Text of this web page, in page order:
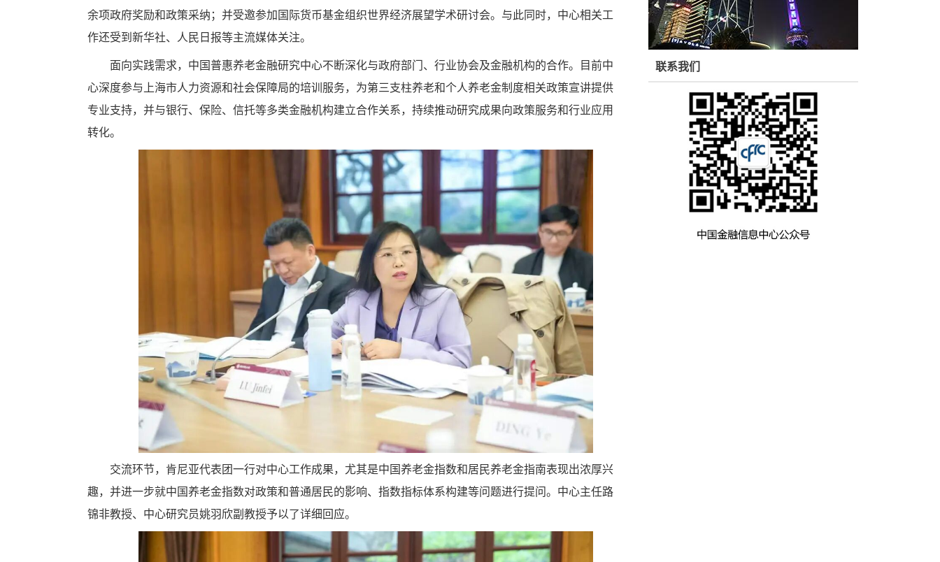
余项政府奖励和政策采纳；并受邀参加国际货币基金组织世界经济展望学术研讨会。与此同时，中心相关工
作还受到新华社、人民日报等主流媒体关注。
面向实践需求，中国普惠养老金融研究中心不断深化与政府部门、行业协会及金融机构的合作。目前中
心深度参与上海市人力资源和社会保障局的培训服务，为第三支柱养老和个人养老金制度相关政策宣讲提供
专业支持，并与银行、保险、信托等多类金融机构建立合作关系，持续推动研究成果向政策服务和行业应用
转化。
交流环节，肯尼亚代表团一行对中心工作成果，尤其是中国养老金指数和居民养老金指南表现出浓厚兴
趣，并进一步就中国养老金指数对政策和普通居民的影响、指数指标体系构建等问题进行提问。中心主任路
锦非教授、中心研究员姚羽欣副教授予以了详细回应。
联系我们